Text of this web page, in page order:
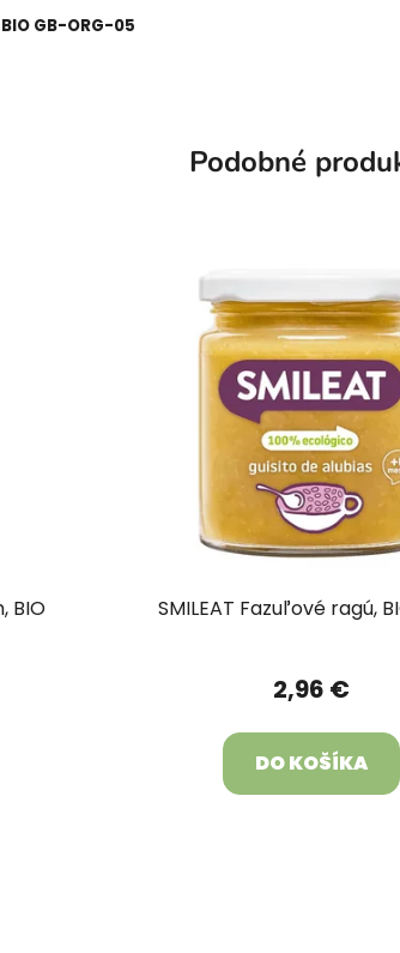
GB-ORG-05
Podobné
BIO
SMILEAT Fazuľové ragú,
2,96 €
DO KOŠÍKA